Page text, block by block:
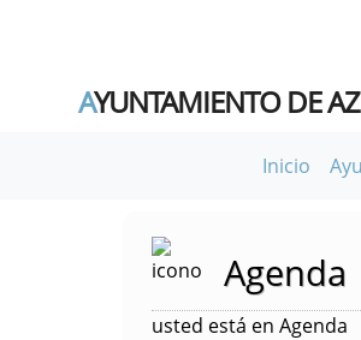
AYUNTAMIENTO DE
Inicio
Agenda
usted está en Agenda